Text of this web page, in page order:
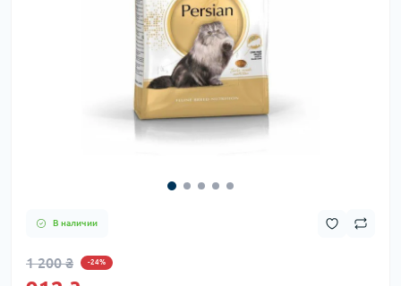
В наличии
1 200 ₴ -24%